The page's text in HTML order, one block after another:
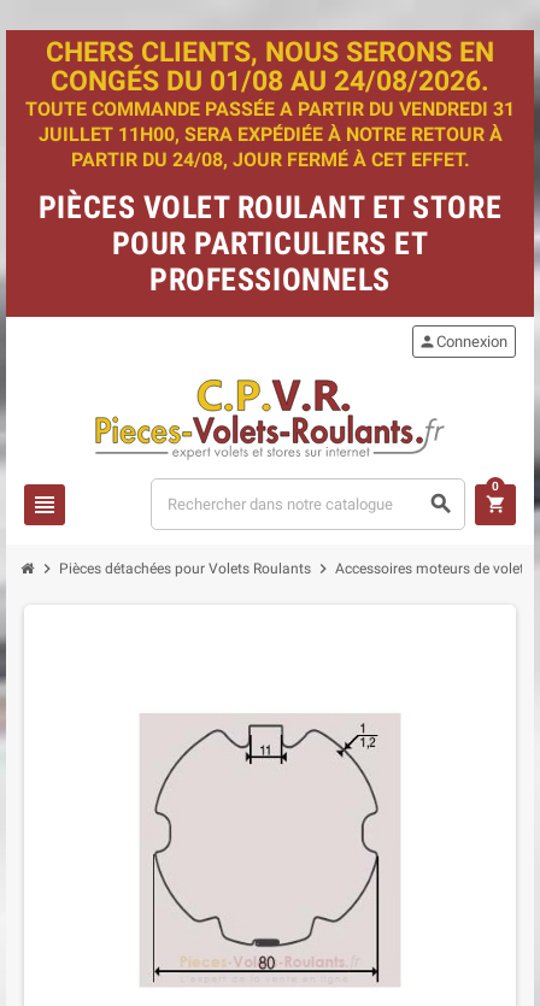
CHERS CLIENTS, NOUS SERONS EN
CONGÉS DU 01/08 AU 24/08/2026.
TOUTE COMMANDE PASSÉE A PARTIR DU VENDREDI 31
JUILLET 11H00, SERA EXPÉDIÉE À NOTRE RETOUR À
PARTIR DU 24/08, JOUR FERMÉ À CET EFFET.
PIÈCES VOLET ROULANT ET STORE
POUR PARTICULIERS ET
PROFESSIONNELS
view_headline search
personConnexion
shopping_cart
0
chevron_right Pièces détachées pour Volets Roulants chevron_right Accessoires moteurs de volet